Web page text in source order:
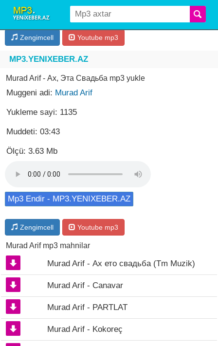
Zengimcell Youtube mp3
MP3.YENIXEBER.AZ
Murad Arif - Ах, Эта Свадьба mp3 yukle
Muggeni adi: Murad Arif
Yukleme sayi: 1135
Muddeti: 03:43
Ölçü: 3.63 Mb
Mp3 Endir - MP3.YENIXEBER.AZ
Zengimcell Youtube mp3
Murad Arif mp3 mahnilar
Murad Arif - Ах ето свадьба (Tm Muzik)
Murad Arif - Canavar
Murad Arif - PARTLAT
Murad Arif - Kokoreç